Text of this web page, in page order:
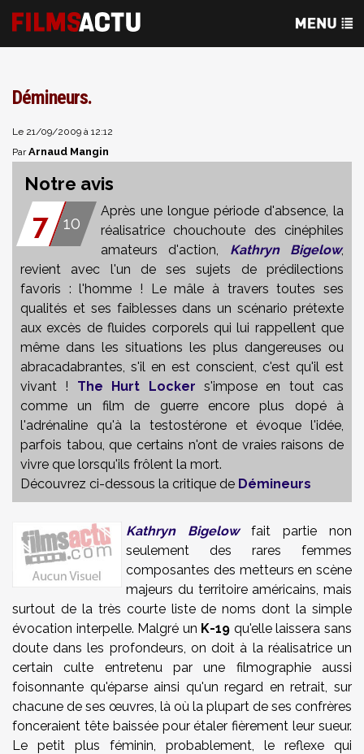
Démineurs.
Le 21/09/2009 à 12:12
ParArnaud Mangin
Notre avis
7 10
Après une longue période d'absence, la
réalisatrice chouchoute des cinéphiles
amateurs d'action, Kathryn Bigelow,
revient avec l'un de ses sujets de prédilections
favoris : l'homme ! Le mâle à travers toutes ses
qualités et ses faiblesses dans un scénario prétexte
aux excès de fluides corporels qui lui rappellent que
même dans les situations les plus dangereuses ou
abracadabrantes, s'il en est conscient, c'est qu'il est
vivant ! The Hurt Locker s'impose en tout cas
comme un film de guerre encore plus dopé à
l'adrénaline qu'à la testostérone et évoque l'idée,
parfois tabou, que certains n'ont de vraies raisons de
vivre que lorsqu'ils frôlent la mort.
Découvrez ci-dessous la critique de Démineurs
Kathryn Bigelowfait partie non
seulement des rares femmes
composantes des metteurs en scène
majeurs du territoire américains, mais
surtout de la très courte liste de noms dont la simple
évocation interpelle. Malgré un K-19 qu'elle laissera sans
doute dans les profondeurs, on doit à la réalisatrice un
certain culte entretenu par une filmographie aussi
foisonnante qu'éparse ainsi qu'un regard en retrait, sur
chacune de ses œuvres, là où la plupart de ses confrères
fonceraient tête baissée pour étaler fièrement leur sueur.
Le petit plus féminin, probablement, le reflexe qui